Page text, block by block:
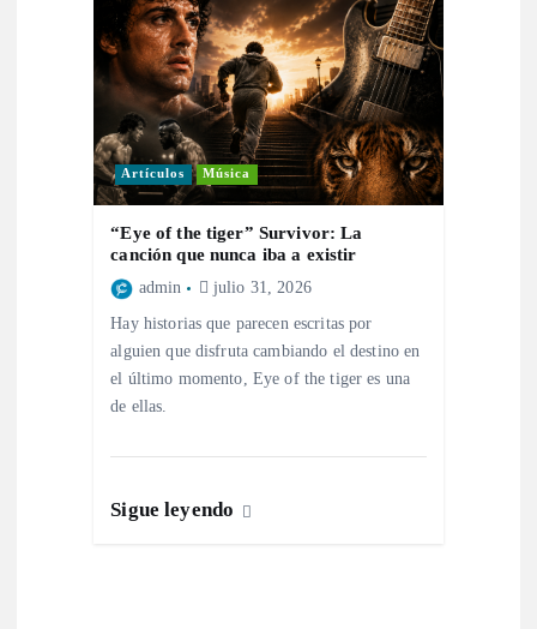
Artículos Música
“Eye of the tiger” Survivor: La
canción que nunca iba a existir
admin julio 31, 2026
Hay historias que parecen escritas por
alguien que disfruta cambiando el destino en
el último momento, Eye of the tiger es una
de ellas.
Sigue leyendo